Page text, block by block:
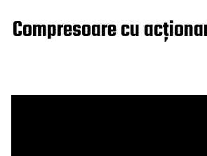
Compresoare cu